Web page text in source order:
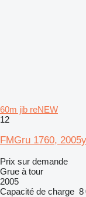
60m jib reNEW
12
FMGru 1760,
Prix sur demande
Grue à tour
2005
Capacité de charge 8